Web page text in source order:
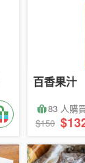
百香果汁
83 人購
$150